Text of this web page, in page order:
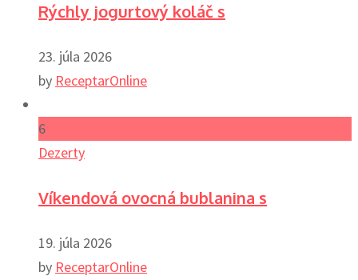
Rýchly jogurtový koláč s
23. júla 2026
by ReceptarOnline
6
Dezerty
Víkendová ovocná bublanina s
19. júla 2026
by ReceptarOnline